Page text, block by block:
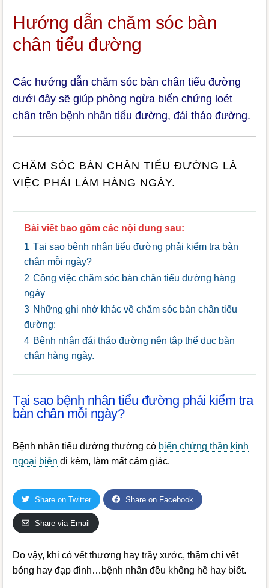
Hướng dẫn chăm sóc bàn
chân tiểu đường
Các hướng dẫn chăm sóc bàn chân tiểu đường
dưới đây sẽ giúp phòng ngừa biến chứng loét
chân trên bệnh nhân tiểu đường, đái tháo đường.
CHĂM SÓC BÀN CHÂN TIỂU ĐƯỜNG LÀ
VIỆC PHẢI LÀM HÀNG NGÀY.
Bài viết bao gồm các nội dung sau:
1 Tại sao bệnh nhân tiểu đường phải kiểm tra bàn
chân mỗi ngày?
2 Công việc chăm sóc bàn chân tiểu đường hàng
ngày
3 Những ghi nhớ khác về chăm sóc bàn chân tiểu
đường:
4 Bệnh nhân đái tháo đường nên tập thể dục bàn
chân hàng ngày.
Tại sao bệnh nhân tiểu đường phải kiểm tra
bàn chân mỗi ngày?
Bệnh nhân tiểu đường thường có biến chứng thần kinh
ngoại biên đi kèm, làm mất cảm giác.
Share on Twitter Share on Facebook
Share via Email
Do vậy, khi có vết thương hay trầy xước, thậm chí vết
bỏng hay đạp đinh…bệnh nhân đều không hề hay biết.